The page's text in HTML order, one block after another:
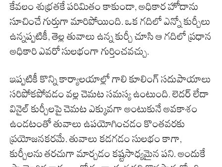
కేవలం శుభ్రతకే పరిమితం కాకుండా, అధికార హోదాను
సూచించే గుర్తుగా మారిపోయింది. ఒక గదిలో ఎన్నో కుర్చీలు
ఉన్నప్పటికీ, తెల్ల తువాలు ఉన్న కుర్చీ చూసి ఆ గదిలో ప్రధాన
అధికారి ఎవరో సులభంగా గుర్తించవచ్చు.
ఇప్పటికీ కొన్ని కార్యాలయాల్లో గాలి కూలింగ్ సదుపాయాలు
సరిపోకపోవడం వల్ల చెమట సమస్య ఉంటుంది. లెదర్ లేదా
వినైల్ కుర్చీలపై చెమట ఎక్కువగా అంటుకునే అవకాశం
ఉండటంతో తువాలు ఉపయోగించడం కొంతవరకు
ప్రయోజనకరమే. తువాలు కడగడం సులభం కాగా,
కుర్చీలను తరచుగా మార్చడం కష్టసాధ్యమైన పని. అందుకే